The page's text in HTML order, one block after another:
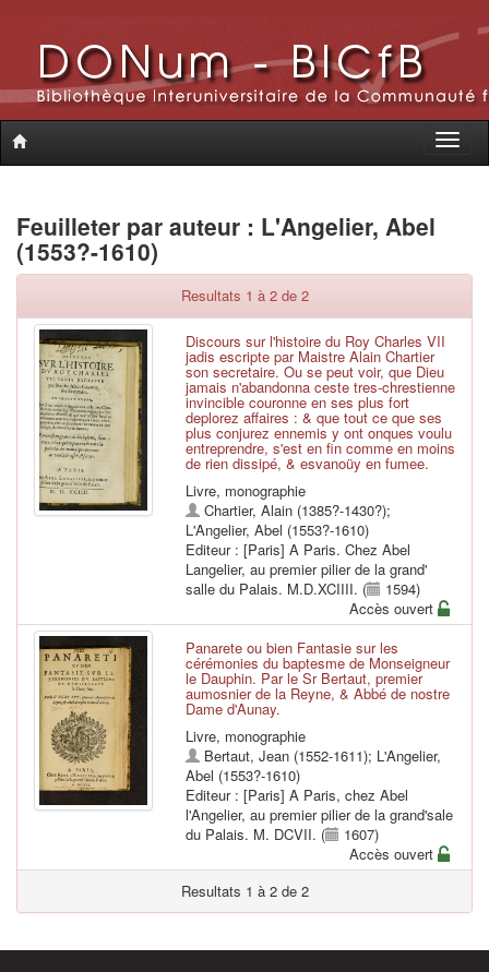
Toggle
Feuilleter par auteur : L'Angelier, Abel
(1553?-1610)
Resultats 1 à 2 de 2
Discours sur l'histoire du Roy Charles VII
jadis escripte par Maistre Alain Chartier
son secretaire. Ou se peut voir, que Dieu
jamais n'abandonna ceste tres-chrestienne
invincible couronne en ses plus fort
deplorez affaires : & que tout ce que ses
plus conjurez ennemis y ont onques voulu
entreprendre, s'est en fin comme en moins
de rien dissipé, & esvanoüy en fumee.
Livre, monographie
Chartier, Alain (1385?-1430?);
L'Angelier, Abel (1553?-1610)
Editeur : [Paris] A Paris. Chez Abel
Langelier, au premier pilier de la grand'
salle du Palais. M.D.XCIIII. (
1594)
Accès ouvert
Panarete ou bien Fantasie sur les
cérémonies du baptesme de Monseigneur
le Dauphin. Par le Sr Bertaut, premier
aumosnier de la Reyne, & Abbé de nostre
Dame d'Aunay.
Livre, monographie
Bertaut, Jean (1552-1611); L'Angelier,
Abel (1553?-1610)
Editeur : [Paris] A Paris, chez Abel
l'Angelier, au premier pilier de la grand'sale
du Palais. M. DCVII. (
1607)
Accès ouvert
Resultats 1 à 2 de 2